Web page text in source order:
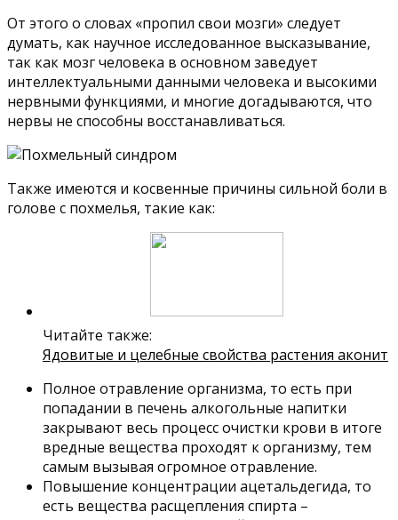
От этого о словах «пропил свои мозги» следует
думать, как научное исследованное высказывание,
так как мозг человека в основном заведует
интеллектуальными данными человека и высокими
нервными функциями, и многие догадываются, что
нервы не способны восстанавливаться.
Также имеются и косвенные причины сильной боли в
голове с похмелья, такие как:
Читайте также:
Ядовитые и целебные свойства растения аконит
Полное отравление организма, то есть при
попадании в печень алкогольные напитки
закрывают весь процесс очистки крови в итоге
вредные вещества проходят к организму, тем
самым вызывая огромное отравление.
Повышение концентрации ацетальдегида, то
есть вещества расщепления спирта –